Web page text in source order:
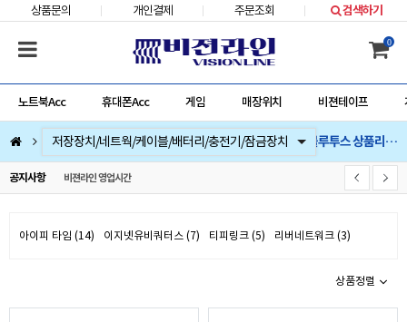
상품문의 개인결제 주문조회 검색하기
0
노트북Acc 휴대폰Acc 게임 매장위치 비젼테이프
컴퓨터부품
베스트 상품
컴퓨터주변기기
저장장치/네트웍/케이블/배터리/충전기/잠금장치
마우스/키보드/키패드/패드/번지/덕/손목받침대/타블렛
스피커/이어폰/헤드셋/거치대/마이크
게임
노트북Acc
게임슬라이더
휴대폰Acc 랜카드/무선랜카드/블루투스 상품리스트
공지사항 비젼라인 영업시간
아이피 타임 (14) 이지넷유비쿼터스 (7) 티피링크 (5) 리버네트워크 (3)
상품정렬